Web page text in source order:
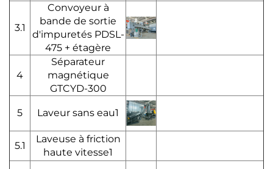
3.1
Convoyeur à
bande de sortie
d'impuretés PDSL-
475 + étagère
4
Séparateur
magnétique
GTCYD-300
5 Laveur sans eau1
5.1
Laveuse à friction
haute vitesse1